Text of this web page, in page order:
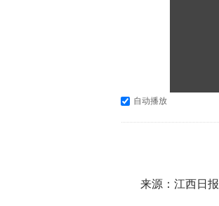
自动播放
来源：江西日报